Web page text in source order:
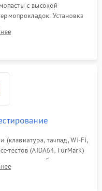
с высокой
Установка
Предварительная
тачпад, Wi-Fi,
тестов (AIDA64, FurMark)
режима и стабильности
нагрузкой.